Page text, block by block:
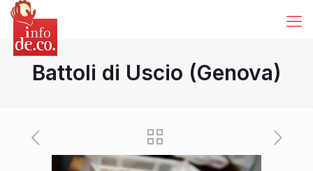
Battoli di Uscio (Genova)